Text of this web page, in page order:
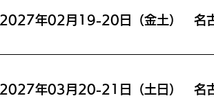
2027年02月19-20日（金土） 名
2027年03月20-21日（土日） 名